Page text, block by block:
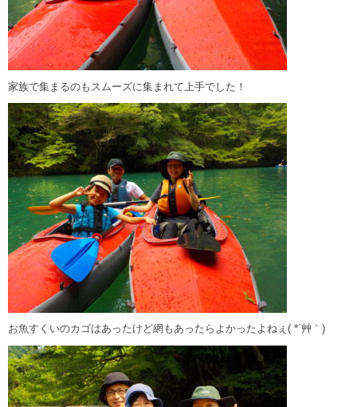
家族で集まるのもスムーズに集まれて上手でした！
お魚すくいのカゴはあったけど網もあったらよかったよねぇ( *´艸｀)